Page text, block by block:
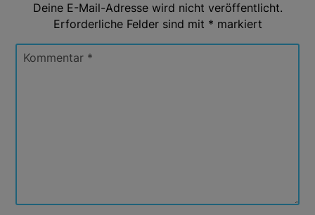
Deine E-Mail-Adresse wird nicht veröffentlicht.
Erforderliche Felder sind mit * markiert